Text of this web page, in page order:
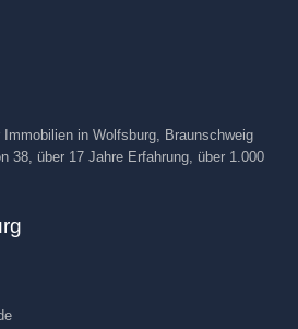
Immobilien in Wolfsburg, Braunschweig
38, über 17 Jahre Erfahrung, über 1.000